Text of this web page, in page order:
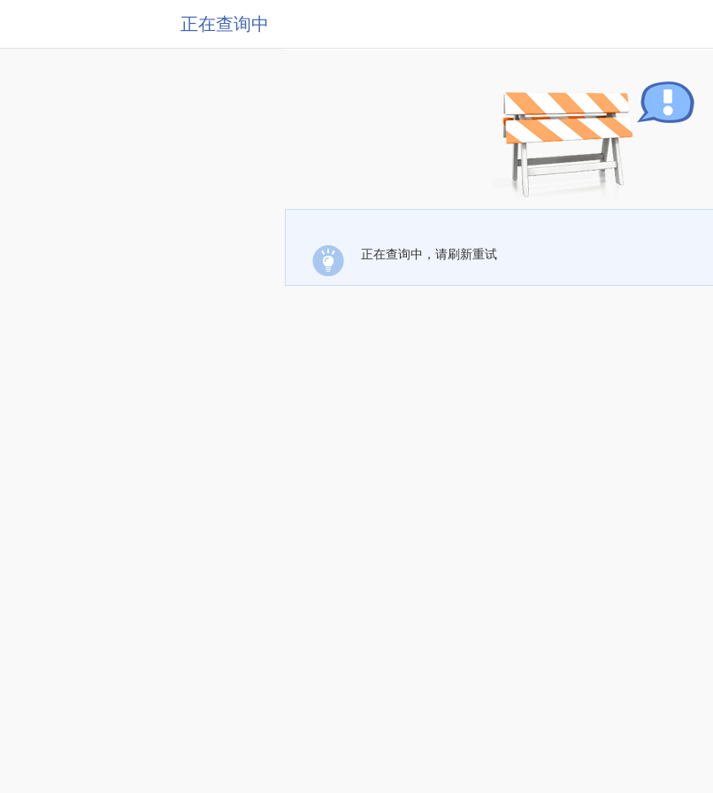
正在查询中
正在查询中，请刷新重试